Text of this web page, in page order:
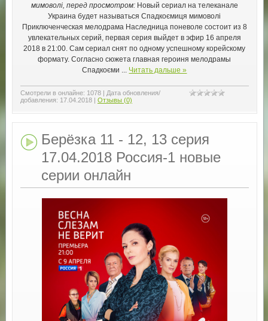
мимоволі, перед просмотром:Новый сериал на телеканале
Украина будет называться Спадкоємиця мимоволі
Приключенческая мелодрама Наследница поневоле состоит из 8
увлекательных серий, первая серия выйдет в эфир 16 апреля
2018 в 21:00. Сам сериал снят по одному успешному корейскому
формату. Согласно сюжета главная героиня мелодрамы
Спадкоєми
Читать дальше »
Смотрели в онлайне: 1078| Дата обновления/
добавления: 17.04.2018 | Отзывы (0)
Берёзка 11 - 12, 13 серия
17.04.2018 Россия-1 новые
серии онлайн